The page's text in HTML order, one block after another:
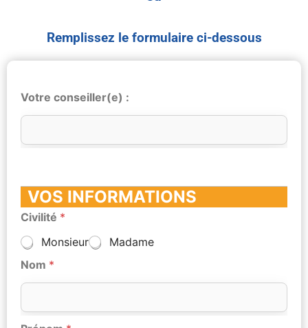
Remplissez le formulaire ci-dessous
Votre conseiller(e) :
VOS INFORMATIONS
Civilité *
Monsieur
Madame
Nom *